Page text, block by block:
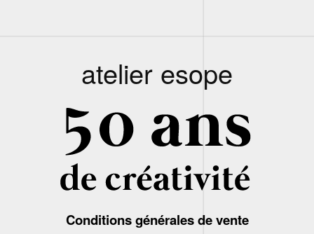
atelier esope
Conditions générales de vente